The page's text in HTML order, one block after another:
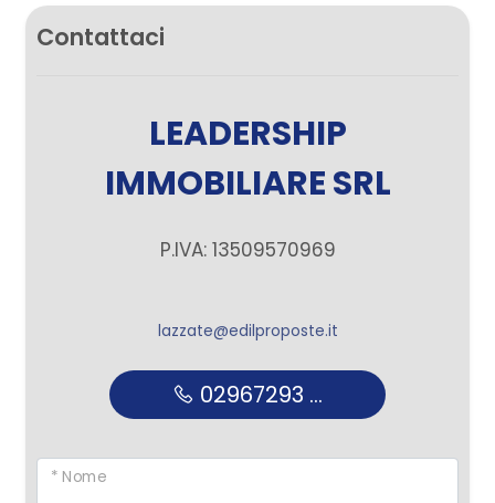
Contattaci
LEADERSHIP
IMMOBILIARE SRL
P.IVA: 13509570969
lazzate@edilproposte.it
02967293 ...
* Nome